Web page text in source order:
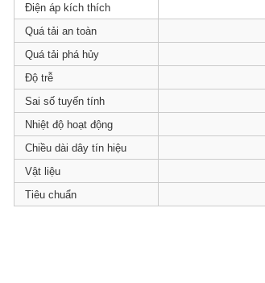
Điện áp kích thích
Quá tải an toàn
Quá tải phá hủy
Độ trễ
Sai số tuyến tính
Nhiệt độ hoạt động
Chiều dài dây tín hiệu
Vật liệu
Tiêu chuẩn